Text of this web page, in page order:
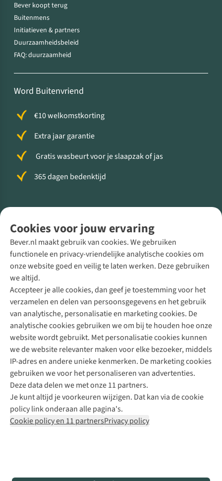
Cookies voor jouw ervaring
Bever.nl maakt gebruik van cookies. We gebruiken
functionele en privacy-vriendelijke analytische cookies om
onze website goed en veilig te laten werken. Deze gebruiken
we altijd.
Accepteer je alle cookies, dan geef je toestemming voor het
verzamelen en delen van persoonsgegevens en het gebruik
van analytische, personalisatie en marketing cookies. De
analytische cookies gebruiken we om bij te houden hoe onze
website wordt gebruikt. Met personalisatie cookies kunnen
we de website relevanter maken voor elke bezoeker, middels
IP-adres en andere unieke kenmerken. De marketing cookies
gebruiken we voor het personaliseren van advertenties.
Deze data delen we met onze 11 partners.
Je kunt altijd je voorkeuren wijzigen. Dat kan via de cookie
policy link onderaan alle pagina's.
Cookie policy en 11 partnersPrivacy policy
Bever koopt terug
Buitenmens
Initiatieven & partners
Duurzaamheidsbeleid
FAQ: duurzaamheid
Word Buitenvriend
€10 welkomstkorting
Extra jaar garantie
Gratis wasbeurt voor je slaapzak of jas
365 dagen bedenktijd
Direct advies van een Buitenexpert
+31 (0)85 888 50 88
+31 6 12 28 49 80
Contactformulier